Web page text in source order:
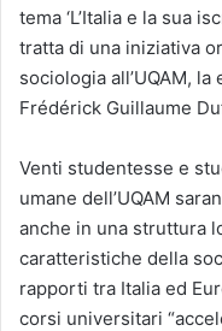
tema ‘L’Italia e la sua
tratta di una iniziativa
sociologia all’UQAM,
Frédérick Guillaume
Venti studentesse e
umane dell’UQAM
anche in una struttura
caratteristiche della
rapporti tra Italia ed
corsi universitari